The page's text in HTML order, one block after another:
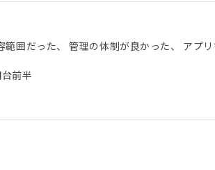
囲だった、 管理の体制が良かった、 アプ
前半